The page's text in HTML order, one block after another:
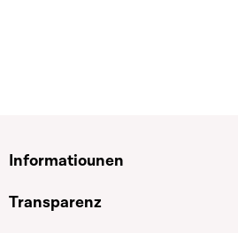
Informatiounen
Transparenz